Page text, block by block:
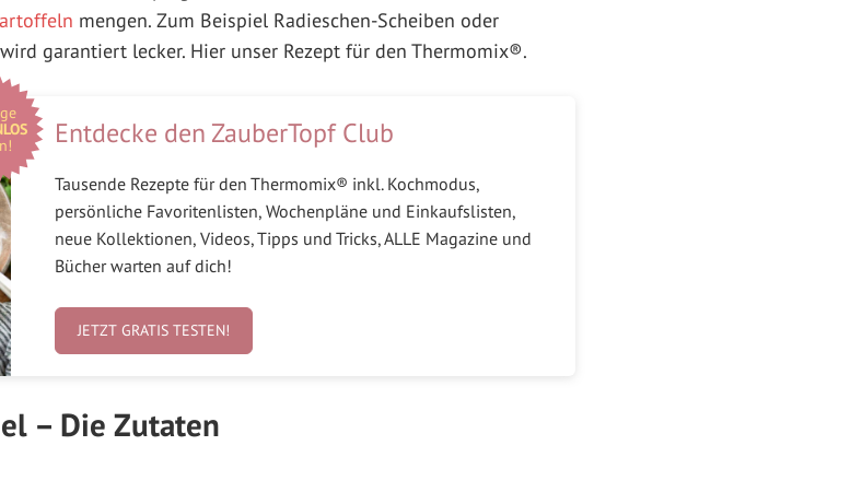
mengen. Zum Beispiel Radieschen-Scheiben oder
garantiert lecker. Hier unser Rezept für den Thermomix®.
Entdecke den ZauberTopf Club
Tausende Rezepte für den Thermomix® inkl. Kochmodus,
persönliche Favoritenlisten, Wochenpläne und Einkaufslisten,
neue Kollektionen, Videos, Tipps und Tricks, ALLE Magazine und
Bücher warten auf dich!
JETZT GRATIS TESTEN!
– Die Zutaten